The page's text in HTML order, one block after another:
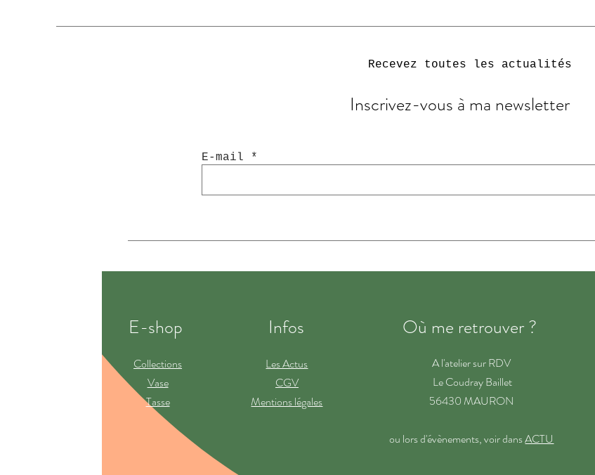
Recevez toutes les actualités
Inscrivez-vous à ma newsletter
E-mail
E-shop
Collections
Vase
Tasse
Infos
Les Actus
CGV
Mentions légales
Où me retrouver ?
A l'atelier sur RDV
Le Coudray Baillet
56430 MAURON
ou lors d'évènements, voir dansACTU